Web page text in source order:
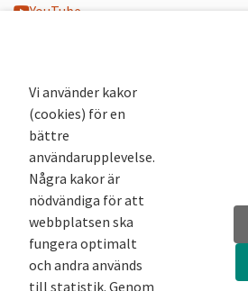
YouTube
Nyhetsbrev
Andra webbplatser
Arkivsök
Fornsök
Fornreg
Bebyggelseregistret
Runor
Kringla
Vi använder kakor
(cookies) för en
bättre
användarupplevelse.
Några kakor är
nödvändiga för att
webbplatsen ska
fungera optimalt
och andra används
till statistik. Genom